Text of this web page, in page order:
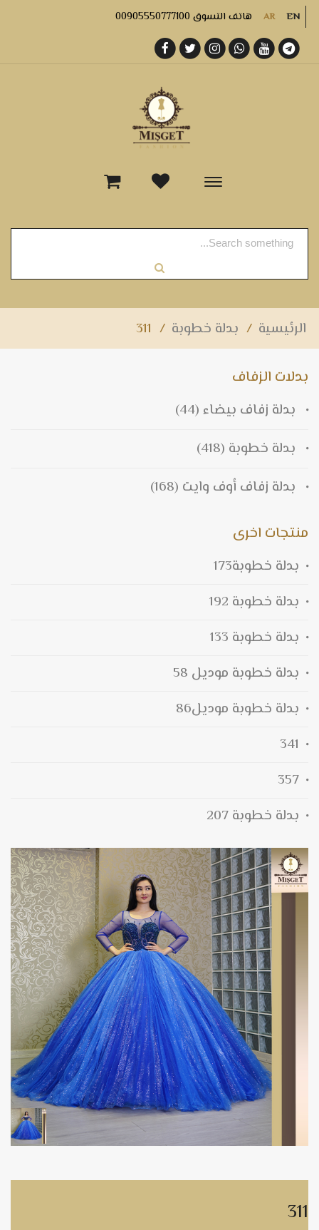
AR EN هاتف التسوق 00905550777100
-
الرئيسية / بدلة خطوبة /
311
بدلات الزفاف
بدلة زفاف بيضاء (44)
بدلة خطوبة (418)
بدلة زفاف أوف وايت (168)
منتجات اخرى
بدلة خطوبة173
بدلة خطوبة 192
بدلة خطوبة 133
بدلة خطوبة موديل 58
بدلة خطوبة موديل86
341
357
بدلة خطوبة 207
311